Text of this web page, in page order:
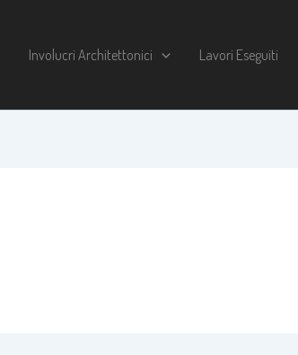
Involucri Architettonici Lavori Eseguiti